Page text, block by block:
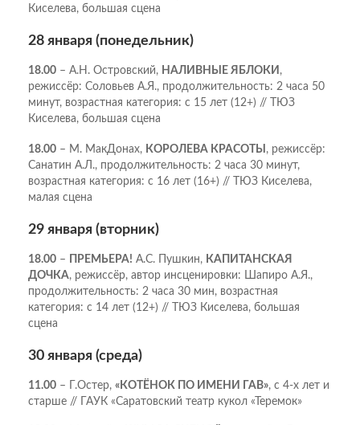
Киселева, большая сцена
28 января (понедельник)
18.00 – А.Н. Островский, НАЛИВНЫЕ ЯБЛОКИ ,
режиссёр: Соловьев А.Я., продолжительность: 2 часа 50
минут, возрастная категория: с 15 лет (12+) // ТЮЗ
Киселева, большая сцена
18.00 – М. МакДонах, КОРОЛЕВА КРАСОТЫ , режиссёр:
Санатин А.Л., продолжительность: 2 часа 30 минут,
возрастная категория: с 16 лет (16+) // ТЮЗ Киселева,
малая сцена
29 января (вторник)
18.00 – ПРЕМЬЕРА! А.С. Пушкин, КАПИТАНСКАЯ
ДОЧКА, режиссёр, автор инсценировки: Шапиро А.Я.,
продолжительность: 2 часа 30 мин, возрастная
категория: с 14 лет (12+) // ТЮЗ Киселева, большая
сцена
30 января (среда)
11.00 – Г.Остер, «КОТЁНОК ПО ИМЕНИ ГАВ», с 4-х лет и
старше // ГАУК «Саратовский театр кукол «Теремок»